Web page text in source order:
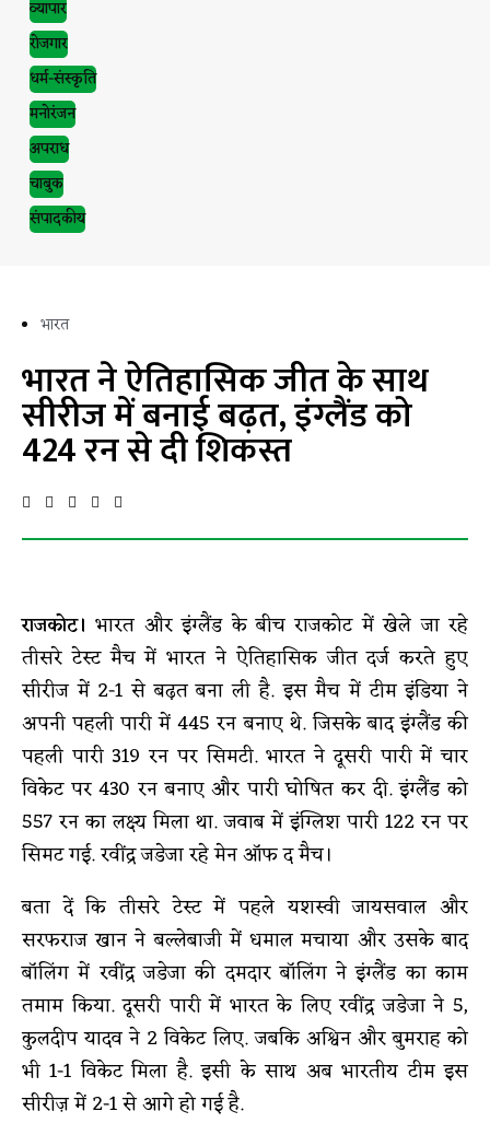
व्यापार
रोजगार
धर्म-संस्कृति
मनोरंजन
अपराध
चाबुक
संपादकीय
भारत
भारत ने ऐतिहासिक जीत के साथ
सीरीज में बनाई बढ़त, इंग्लैंड को
424 रन से दी शिकस्त
राजकोट। भारत और इंग्लैंड के बीच राजकोट में खेले जा रहे
तीसरे टेस्ट मैच में भारत ने ऐतिहासिक जीत दर्ज करते हुए
सीरीज में 2-1 से बढ़त बना ली है. इस मैच में टीम इंडिया ने
अपनी पहली पारी में 445 रन बनाए थे. जिसके बाद इंग्लैंड की
पहली पारी 319 रन पर सिमटी. भारत ने दूसरी पारी में चार
विकेट पर 430 रन बनाए और पारी घोषित कर दी. इंग्लैंड को
557 रन का लक्ष्य मिला था. जवाब में इंग्लिश पारी 122 रन पर
सिमट गई. रवींद्र जडेजा रहे मेन ऑफ द मैच।
बता दें कि तीसरे टेस्ट में पहले यशस्वी जायसवाल और
सरफराज खान ने बल्लेबाजी में धमाल मचाया और उसके बाद
बॉलिंग में रवींद्र जडेजा की दमदार बॉलिंग ने इंग्लैंड का काम
तमाम किया. दूसरी पारी में भारत के लिए रवींद्र जडेजा ने 5,
कुलदीप यादव ने 2 विकेट लिए. जबकि अश्विन और बुमराह को
भी 1-1 विकेट मिला है. इसी के साथ अब भारतीय टीम इस
सीरीज़ में 2-1 से आगे हो गई है.